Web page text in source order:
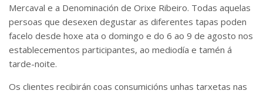
Mercaval e a Denominación de Orixe Ribeiro. Todas aquelas
persoas que desexen degustar as diferentes tapas poden
facelo desde hoxe ata o domingo e do 6 ao 9 de agosto nos
establecementos participantes, ao mediodía e tamén á
tarde-noite.
Os clientes recibirán coas consumicións unhas tarxetas nas